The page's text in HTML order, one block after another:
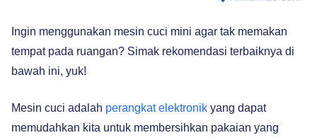
Ingin menggunakan mesin cuci mini agar tak memakan
tempat pada ruangan? Simak rekomendasi terbaiknya di
bawah ini, yuk!
Mesin cuci adalah perangkat elektronik yang dapat
memudahkan kita untuk membersihkan pakaian yang